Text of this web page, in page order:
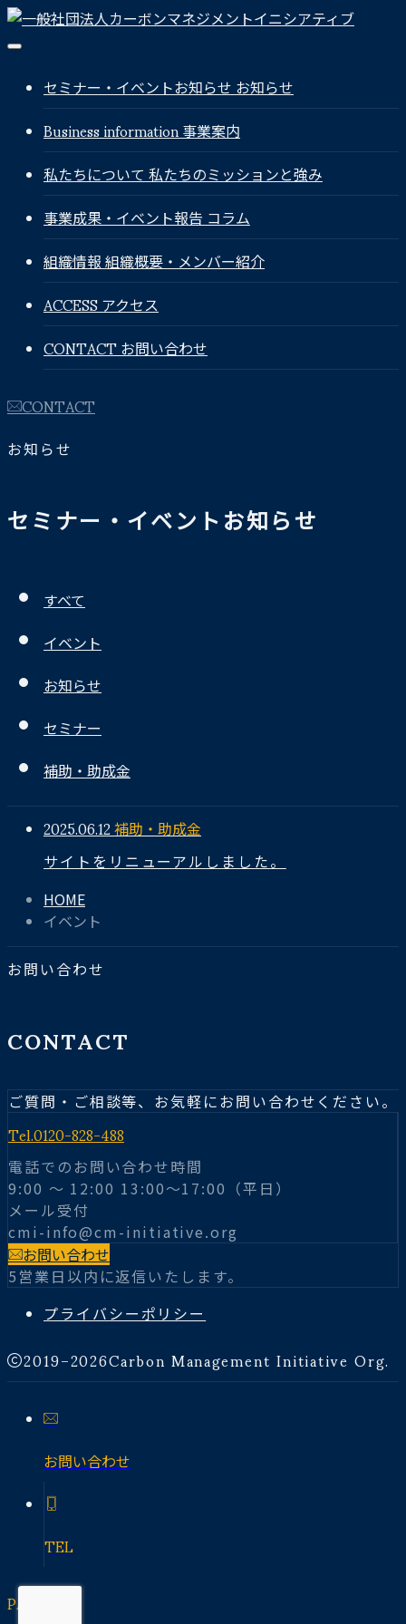
セミナー・イベントお知らせお知らせ
Business information事業案内
私たちについて私たちのミッションと強み
事業成果・イベント報告コラム
組織情報組織概要・メンバー紹介
ACCESSアクセス
CONTACTお問い合わせ
CONTACT
お知らせ
セミナー・イベントお知らせ
すべて
イベント
お知らせ
セミナー
補助・助成金
2025.06.12補助・助成金
サイトをリニューアルしました。
HOME
イベント
お問い合わせ
CONTACT
ご質問・ご相談等、お気軽にお問い合わせください。
Tel.0120-828-488
電話でのお問い合わせ時間
9:00 〜 12:00 13:00～17:00（平日）
メール受付
cmi-info@cm-initiative.org
お問い合わせ
5営業日以内に返信いたします。
プライバシーポリシー
2019–2026Carbon Management Initiative Org.
お問い合わせ
TEL
PAGE TOP